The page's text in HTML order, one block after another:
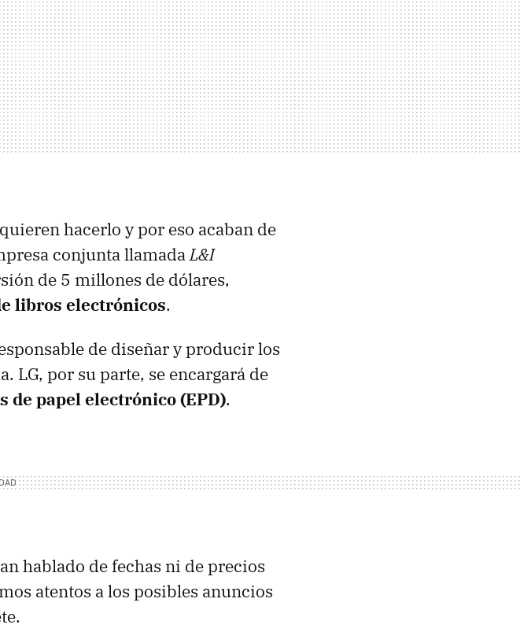
hacerlo y por eso acaban de
conjunta llamadaL&I
de 5 millones de dólares,
libros electrónicos.
de diseñar y producir los
LG, por su parte, se encargará de
de papel electrónico (EPD).
hablado de fechas ni de precios
atentos a los posibles anuncios